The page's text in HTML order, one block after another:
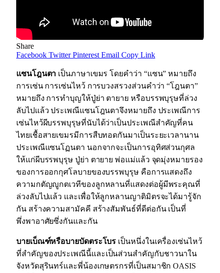
Share
Facebook Twitter Pinterest Email Copy Link
แซนโฎนตา เป็นภาษาเขมร โดยคำว่า “แซน” หมายถึง
การเซ่น การเซ่นไหว้ การบวงสรวงส่วนคำว่า “โฎนตา”
หมายถึง การทำบุญให้ปู่ย่า ตายาย หรือบรรพบุรุษที่ล่วง
ลับไปแล้ว ประเพณีแซนโฎนตาจึงหมายถึง ประเพณีการ
เซ่นไหว้ผีบรรพบุรุษที่นับได้ว่าเป็นประเพณีสำคัญที่คน
ไทยเชื้อสายเขมรมีการสืบทอดกันมาเป็นระยะเวลานาน
ประเพณีแซนโฏนตา นอกจากจะเป็นการอุทิศส่วนกุศล
ให้แก่ผีบรรพบุรุษ ปู่ย่า ตายาย พ่อแม่แล้ว จุดมุ่งหมายรอง
ของการออกกุศโลบายของบรรพบุรุษ คือการแสดงถึง
ความกตัญญูกตเวทีของลูกหลานที่แสดงต่อผู้มีพระคุณที่
ล่วงลับไปแล้ว และเพื่อให้ลูกหลานญาติมิตรจะได้มารู้จัก
กัน สร้างความสามัคคี สร้างสัมพันธ์ที่ดีต่อกัน เป็นที่
พึ่งพาอาศัยซึ่งกันและกัน
บายเบ็ณฑ์หรือบายบัดตระโบร เป็นหนึ่งในเครื่องเซ่นไหว้
ที่สำคัญของประเพณีนี้และเป็นส่วนสำคัญกับชาวนาใน
จังหวัดสุรินทร์และพี่น้องเกษตรกรที่เป็นสมาชิก OASIS